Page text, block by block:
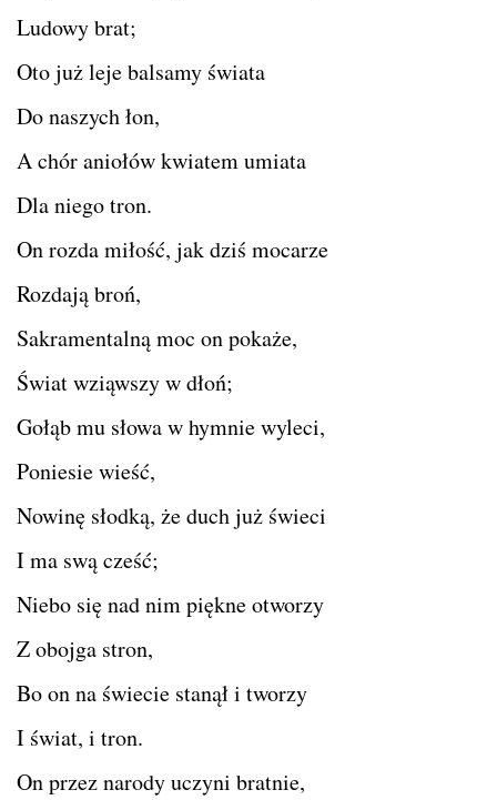
Ludowy brat;
Oto już leje balsamy świata
Do naszych łon,
A chór aniołów kwiatem umiata
Dla niego tron.
On rozda miłość, jak dziś mocarze
Rozdają broń,
Sakramentalną moc on pokaże,
Świat wziąwszy w dłoń;
Gołąb mu słowa w hymnie wyleci,
Poniesie wieść,
Nowinę słodką, że duch już świeci
I ma swą cześć;
Niebo się nad nim piękne otworzy
Z obojga stron,
Bo on na świecie stanął i tworzy
I świat, i tron.
On przez narody uczyni bratnie,